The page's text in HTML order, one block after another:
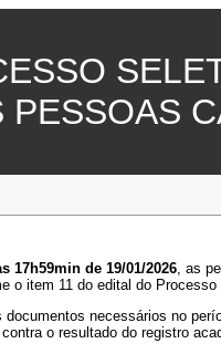
17h59min de 19/01/2026, as
o item 11 do edital do Processo
necessários no
o resultado do registro